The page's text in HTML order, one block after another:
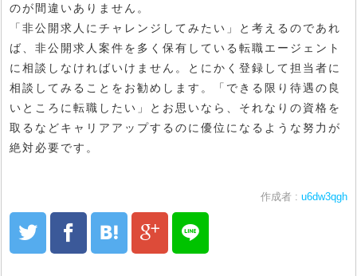
のが間違いありません。
「非公開求人にチャレンジしてみたい」と考えるのであれ
ば、非公開求人案件を多く保有している転職エージェント
に相談しなければいけません。とにかく登録して担当者に
相談してみることをお勧めします。「できる限り待遇の良
いところに転職したい」とお思いなら、それなりの資格を
取るなどキャリアアップするのに優位になるような努力が
絶対必要です。
作成者 : u6dw3qgh